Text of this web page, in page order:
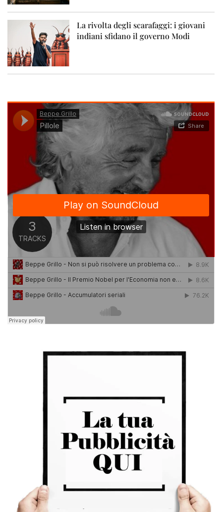
La rivolta degli scarafaggi: i giovani
indiani sfidano il governo Modi